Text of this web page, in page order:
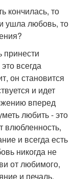
кончилась, то
ушла любовь, то
всегда
он становится
и идет
вперед
любить - это
влюбленность,
и всегда есть
никогда не
от любимого,
и печаль.